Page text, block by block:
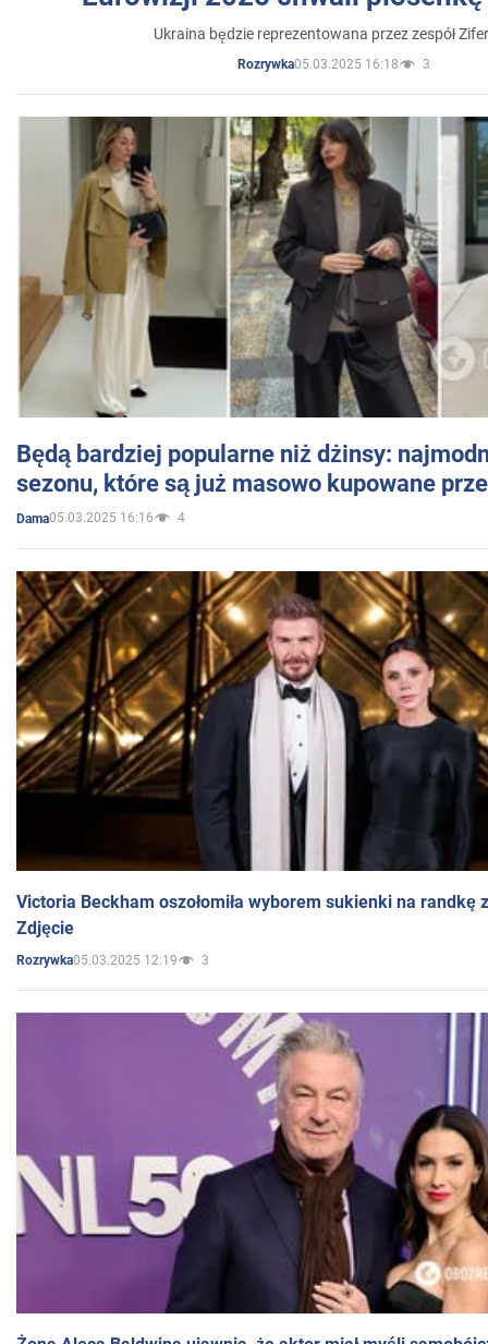
Ukraina będzie reprezentowana przez zespół
Rozrywka05.03.2025 16:18 3
Będą bardziej popularne niż dżinsy:
sezonu, które są już masowo kupowane
Dama05.03.2025 16:16 4
Victoria Beckham oszołomiła wyborem sukienki na randkę
Zdjęcie
Rozrywka05.03.2025 12:19 3